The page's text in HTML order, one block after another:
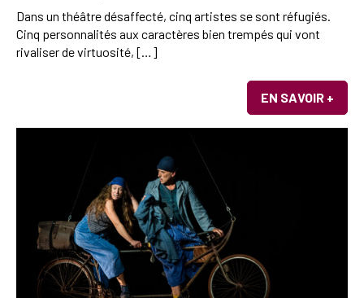
Dans un théâtre désaffecté, cinq artistes se sont réfugiés.
Cinq personnalités aux caractères bien trempés qui vont
rivaliser de virtuosité, […]
EN SAVOIR +